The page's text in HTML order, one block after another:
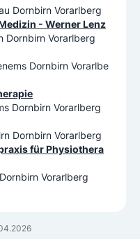
Dornbirn Vorarlberg
- Werner Lenz
Dornbirn Vorarlberg
Dornbirn Vorarlbe
Dornbirn Vorarlberg
Dornbirn Vorarlberg
für Physiothera
Vorarlberg